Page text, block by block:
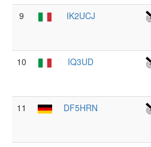
9 IK2UCJ
10 IQ3UD
11 DF5HRN